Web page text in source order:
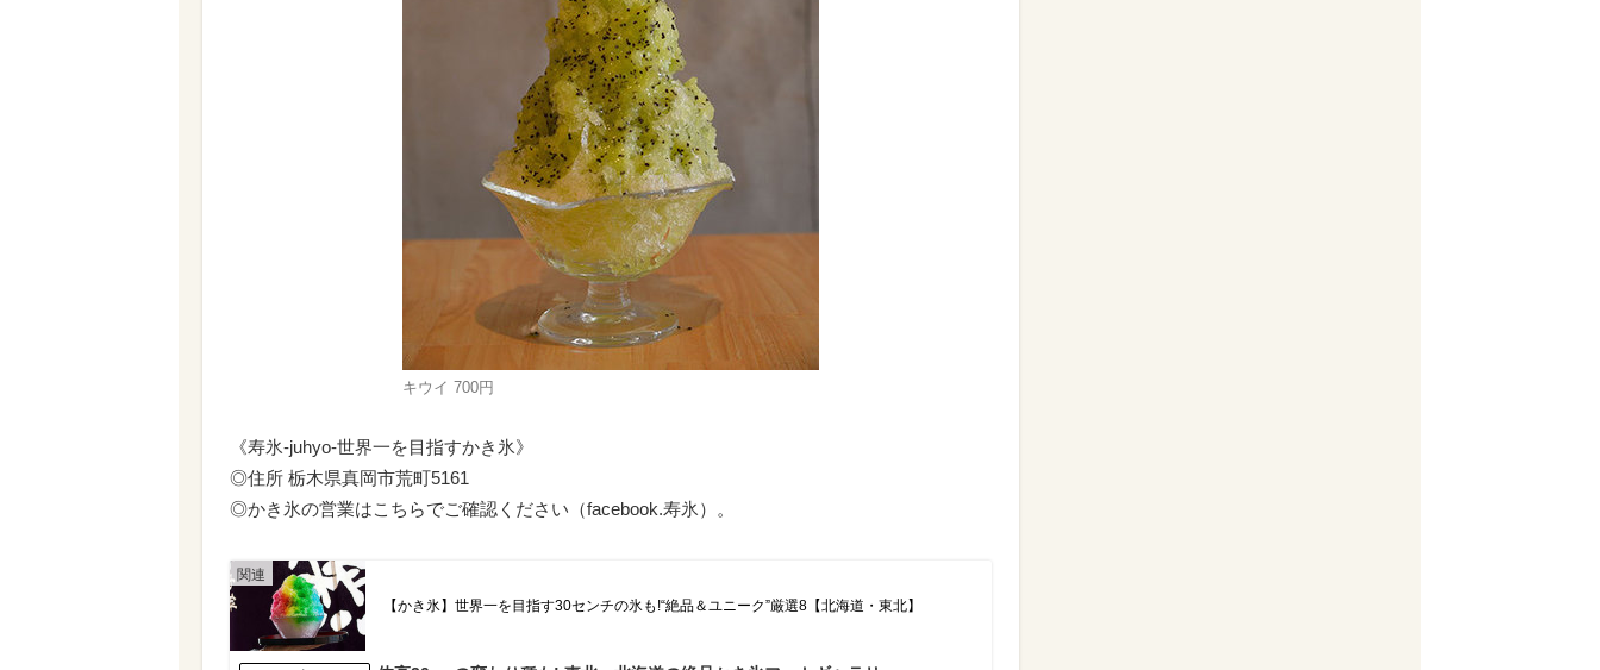
キウイ 700円
《寿氷-juhyo-世界一を目指すかき氷》
◎住所 栃木県真岡市荒町5161
◎かき氷の営業はこちらでご確認ください（facebook.寿氷）。
【かき氷】世界一を目指す30センチの氷も!“絶品＆ユニーク”厳選8【北海道・東北】